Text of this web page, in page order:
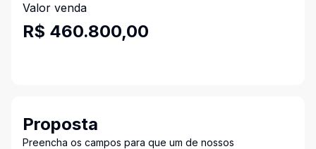
Valor venda
R$ 460.800,00
Proposta
Preencha os campos para que um de nossos